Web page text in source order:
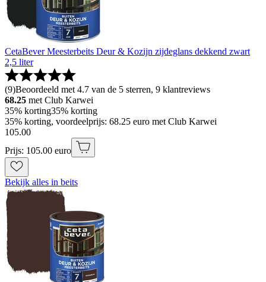
CetaBever Meesterbeits Deur & Kozijn zijdeglans dekkend zwart
2,5 liter
(9)Beoordeeld met 4.7 van de 5 sterren, 9 klantreviews
68.25 met Club Karwei
35% korting35% korting
35% korting, voordeelprijs: 68.25 euro met Club Karwei
105.00
Prijs: 105.00 euro
Bekijk alles in beits